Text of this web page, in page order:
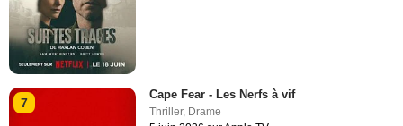
7
Cape Fear - Les Nerfs à vif
Thriller, Drame